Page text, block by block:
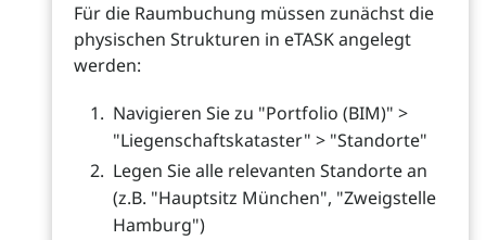
Für die Raumbuchung müssen zunächst die
physischen Strukturen in eTASK angelegt
werden:
Navigieren Sie zu "Portfolio (BIM)" >
"Liegenschaftskataster" > "Standorte"
Legen Sie alle relevanten Standorte an
(z.B. "Hauptsitz München", "Zweigstelle
Hamburg")